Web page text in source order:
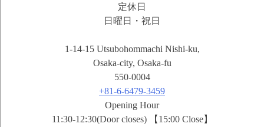
定休日
日曜日・祝日
1-14-15 Utsubohommachi Nishi-ku,
Osaka-city, Osaka-fu
550-0004
+81-6-6479-3459
Opening Hour
11:30-12:30(Door closes) 【15:00 Close】